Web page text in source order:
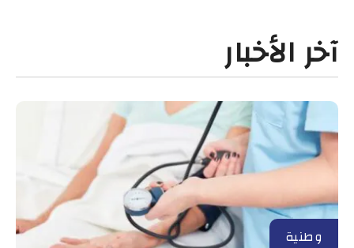
آخر الأخبار
وطنية